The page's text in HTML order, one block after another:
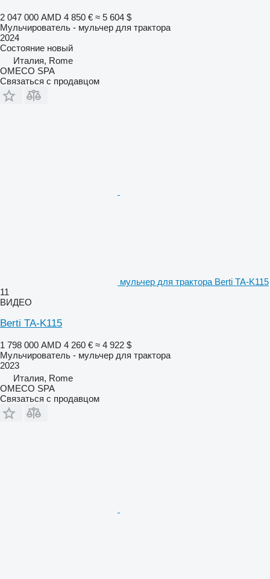
2 047 000 AMD 4 850 € ≈ 5 604 $
Мульчирователь - мульчер для трактора
2024
Состояние новый
Италия, Rome
OMECO SPA
Связаться с продавцом
мульчер для трактора Berti TA-K115
11
ВИДЕО
Berti TA-K115
1 798 000 AMD 4 260 € ≈ 4 922 $
Мульчирователь - мульчер для трактора
2023
Италия, Rome
OMECO SPA
Связаться с продавцом